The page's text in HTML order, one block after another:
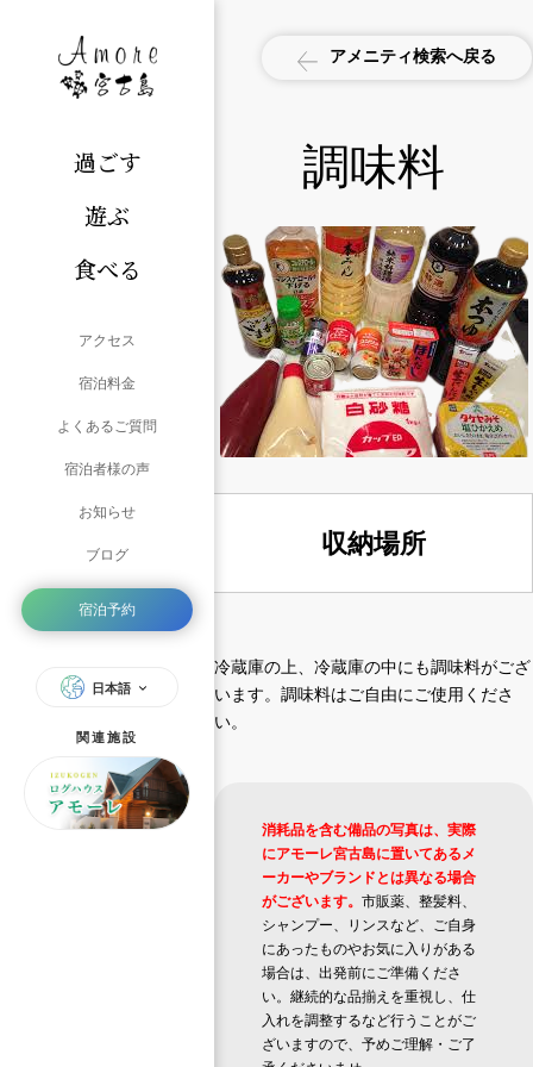
過ごす
遊ぶ
食べる
アクセス
宿泊料金
よくあるご質問
宿泊者様の声
お知らせ
ブログ
宿泊予約
日本語
関連施設
アメニティ検索へ戻る
調味料
収納場所
冷蔵庫の上、冷蔵庫の中にも調味料がござ
います。調味料はご自由にご使用くださ
い。
消耗品を含む備品の写真は、実際
にアモーレ宮古島に置いてあるメ
ーカーやブランドとは異なる場合
がございます。 市販薬、整髪料、
シャンプー、リンスなど、ご自身
にあったものやお気に入りがある
場合は、出発前にご準備くださ
い。継続的な品揃えを重視し、仕
入れを調整するなど行うことがご
ざいますので、予めご理解・ご了